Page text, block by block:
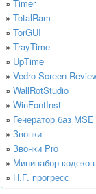
» Timer
» TotalRam
» TorGUI
» TrayTime
» UpTime
» Vedro Screen
» WallRotStudio
» WinFontInst
» Генератор баз MSE
» Звонки
» Звонки Pro
» Мининабор кодеков
» Н.Г. прогресс